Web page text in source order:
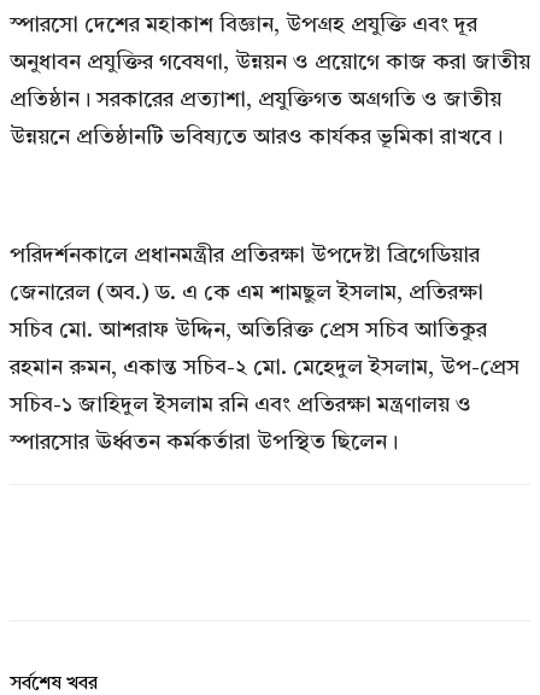
স্পারসো দেশের মহাকাশ বিজ্ঞান, উপগ্রহ প্রযুক্তি এবং দূর
অনুধাবন প্রযুক্তির গবেষণা, উন্নয়ন ও প্রয়োগে কাজ করা জাতীয়
প্রতিষ্ঠান। সরকারের প্রত্যাশা, প্রযুক্তিগত অগ্রগতি ও জাতীয়
উন্নয়নে প্রতিষ্ঠানটি ভবিষ্যতে আরও কার্যকর ভূমিকা রাখবে।
পরিদর্শনকালে প্রধানমন্ত্রীর প্রতিরক্ষা উপদেষ্টা ব্রিগেডিয়ার
জেনারেল (অব.) ড. এ কে এম শামছুল ইসলাম, প্রতিরক্ষা
সচিব মো. আশরাফ উদ্দিন, অতিরিক্ত প্রেস সচিব আতিকুর
রহমান রুমন, একান্ত সচিব-২ মো. মেহেদুল ইসলাম, উপ-প্রেস
সচিব-১ জাহিদুল ইসলাম রনি এবং প্রতিরক্ষা মন্ত্রণালয় ও
স্পারসোর ঊর্ধ্বতন কর্মকর্তারা উপস্থিত ছিলেন।
সর্বশেষ খবর